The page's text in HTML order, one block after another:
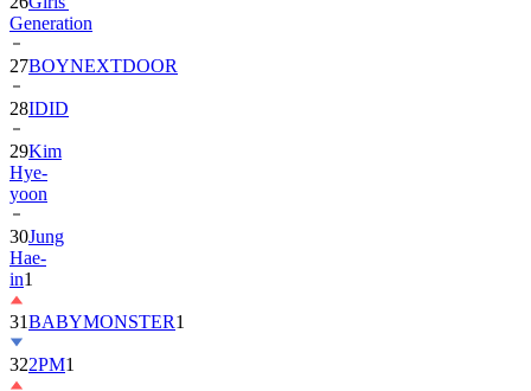
Generation
27BOYNEXTDOOR
28IDID
29Kim
Hye-
yoon
30Jung
Hae-
in1
31BABYMONSTER1
322PM1